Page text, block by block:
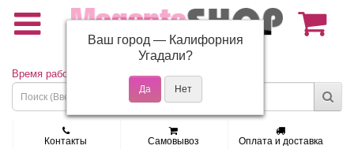
(495) 150-01-37
Время работы: Пн - Пт 9:30 - 19:00
Контакты Самовывоз Оплата и доставка
Ваш город — Калифорния
Угадали?